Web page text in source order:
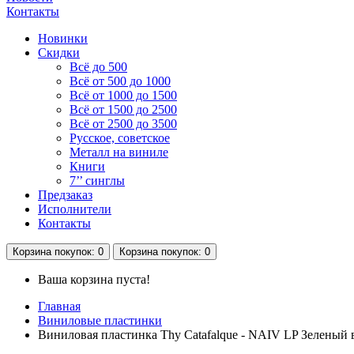
Контакты
Новинки
Скидки
Всё до 500
Всё от 500 до 1000
Всё от 1000 до 1500
Всё от 1500 до 2500
Всё от 2500 до 3500
Русское, советское
Металл на виниле
Книги
7’’ синглы
Предзаказ
Исполнители
Контакты
Корзина покупок: 0 Корзина покупок: 0
Ваша корзина пуста!
Главная
Виниловые пластинки
Виниловая пластинка Thy Catafalque - NAIV LP Зеленый